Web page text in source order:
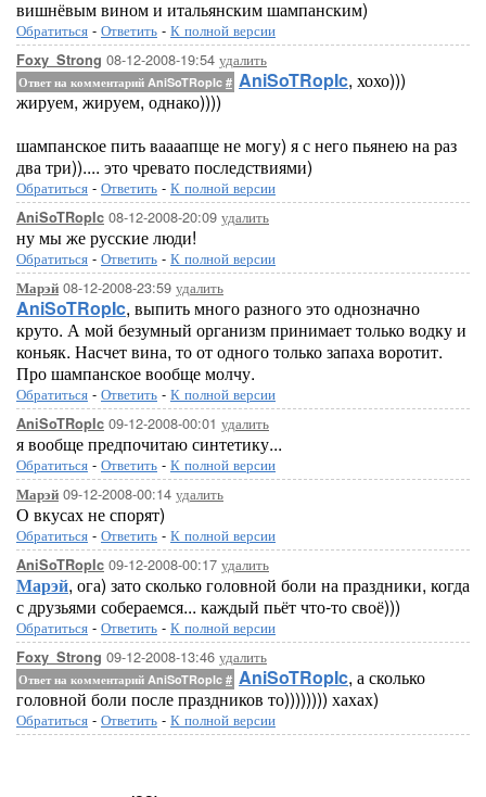
вишнёвым вином и итальянским шампанским)
Обратиться - Ответить - К полной версии
Foxy_Strong 08-12-2008-19:54 удалить
Ответ на комментарий AniSoTRopIc # AniSoTRopIc, хохо)))
жируем, жируем, однако))))
шампанское пить ваааапще не могу) я с него пьянею на раз
два три)).... это чревато последствиями)
Обратиться - Ответить - К полной версии
AniSoTRopIc 08-12-2008-20:09 удалить
ну мы же русские люди!
Обратиться - Ответить - К полной версии
Марэй 08-12-2008-23:59 удалить
AniSoTRopIc, выпить много разного это однозначно
круто. А мой безумный организм принимает только водку и
коньяк. Насчет вина, то от одного только запаха воротит.
Про шампанское вообще молчу.
Обратиться - Ответить - К полной версии
AniSoTRopIc 09-12-2008-00:01 удалить
я вообще предпочитаю синтетику...
Обратиться - Ответить - К полной версии
Марэй 09-12-2008-00:14 удалить
О вкусах не спорят)
Обратиться - Ответить - К полной версии
AniSoTRopIc 09-12-2008-00:17 удалить
Марэй, ога) зато сколько головной боли на праздники, когда
с друзьями собераемся... каждый пьёт что-то своё)))
Обратиться - Ответить - К полной версии
Foxy_Strong 09-12-2008-13:46 удалить
Ответ на комментарий AniSoTRopIc # AniSoTRopIc, а сколько
головной боли после праздников то)))))))) хахах)
Обратиться - Ответить - К полной версии